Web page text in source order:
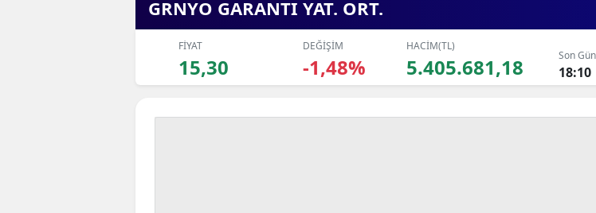
Ankara
Antalya
GRNYO GARANTI YAT. ORT.
FİYAT
15,30
DEĞİŞİM
-1,48%
HACİM(TL)
5.405.681,18 Son
18:10